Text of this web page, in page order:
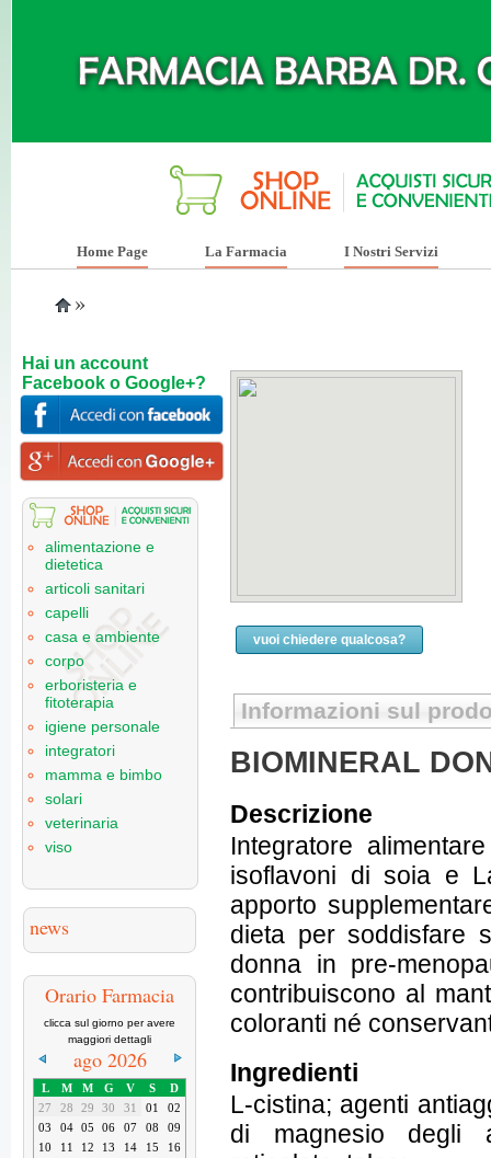
Hai un account
Facebook o Google+?
alimentazione e
dietetica
articoli sanitari
capelli
casa e ambiente
corpo
erboristeria e
fitoterapia
igiene personale
integratori
mamma e bimbo
solari
veterinaria
viso
news
Orario Farmacia
clicca sul giorno per avere
maggiori dettagli
ago 2026
L M M G V S
D
27
28 29 30 31 01
02
03
04 05 06 07 08
09
10
11 12 13 14 15
16
Home Page La Farmacia I Nostri Servizi
»
vuoi chiedere qualcosa?
Informazioni sul
BIOMINERAL
Descrizione
Integratore
isoflavoni di soia e
apporto
dieta per soddisfare
donna in pre-
contribuiscono al
coloranti né
Ingredienti
L-cistina; agenti
di magnesio degli